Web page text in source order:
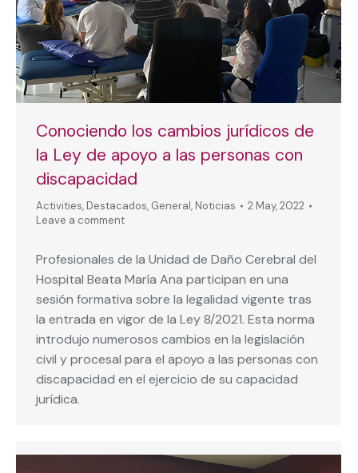
Conociendo los cambios jurídicos de
la Ley de apoyo a las personas con
discapacidad
Activities, Destacados, General, Noticias
2 May, 2022
Leave a comment
Profesionales de la Unidad de Daño Cerebral del
Hospital Beata María Ana participan en una
sesión formativa sobre la legalidad vigente tras
la entrada en vigor de la Ley 8/2021. Esta norma
introdujo numerosos cambios en la legislación
civil y procesal para el apoyo a las personas con
discapacidad en el ejercicio de su capacidad
jurídica.